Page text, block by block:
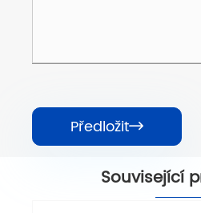
Předložit
Související